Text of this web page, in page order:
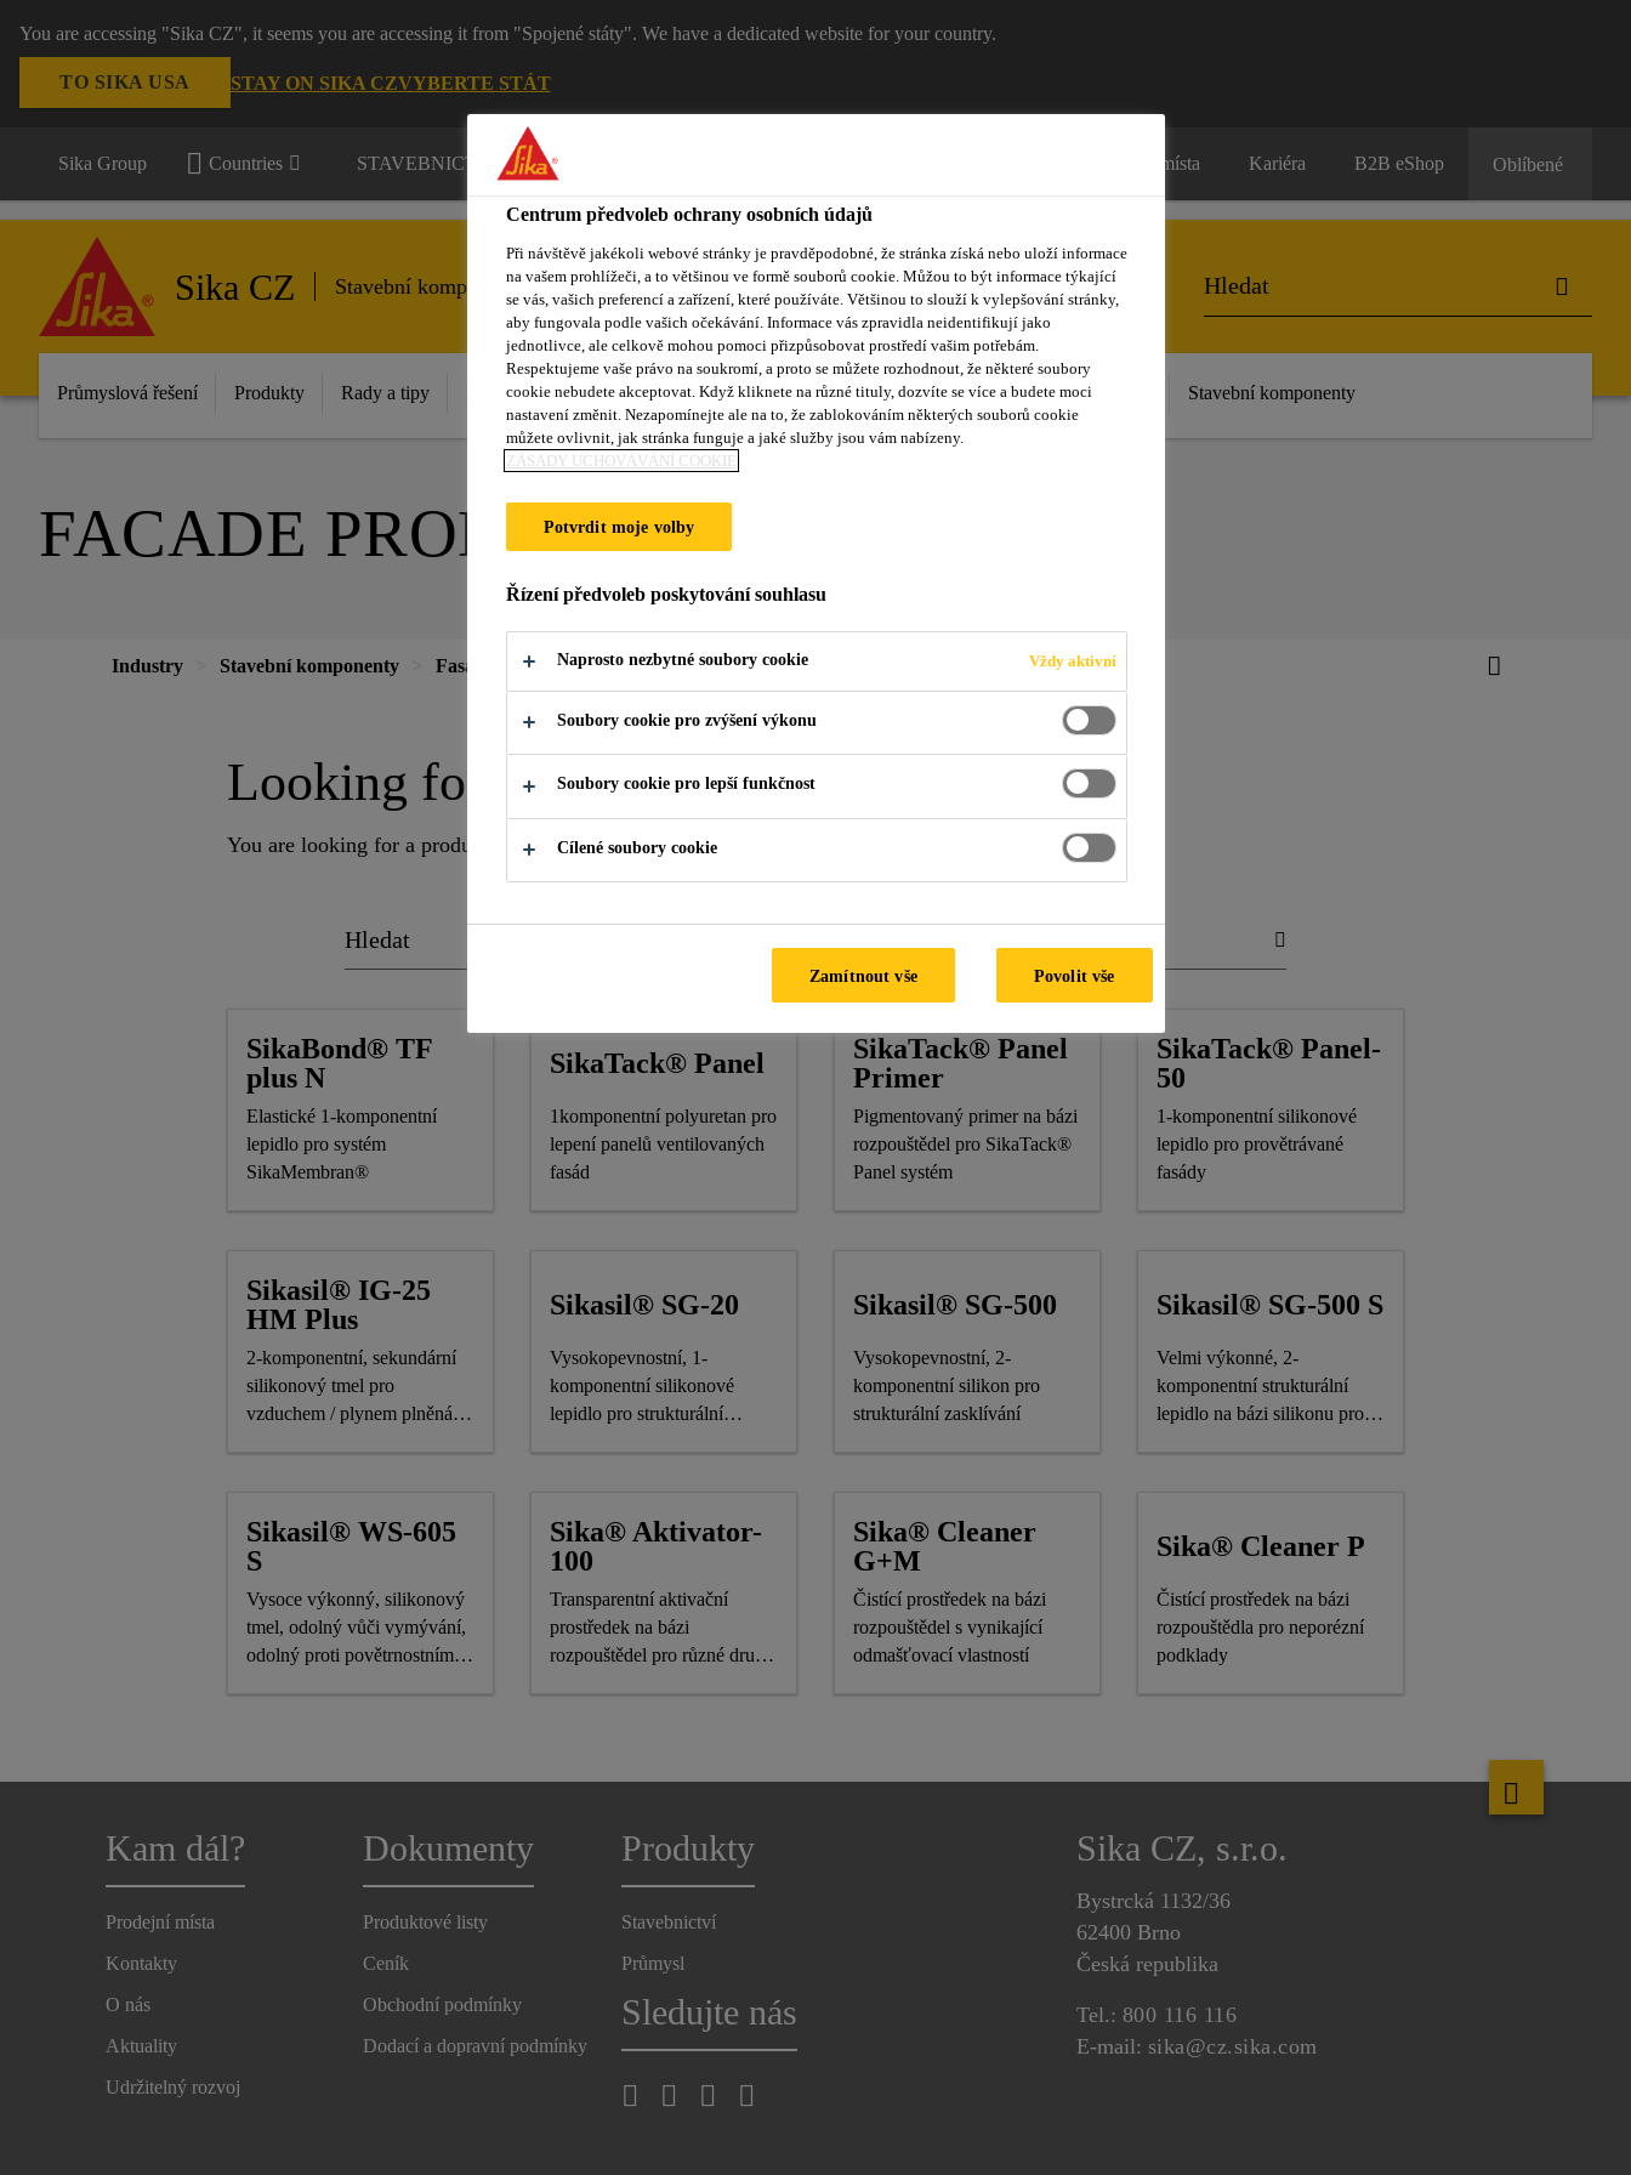
You are accessing "Sika CZ", it seems you are accessing it from "Spojené státy". We have a dedicated website for your country.
TO SIKA USA STAY ON SIKA CZVYBERTE STÁT
Sika Group Countries STAVEBNICTVÍ / PRŮMYSL Prodejní místa Kariéra B2B eShop Oblíbené
Sika CZ Stavební komponenty
Průmyslová řešení Produkty Rady a tipy Inovace Reference Služby zákazníkům Události Dokumentace ke stažení Stavební komponenty
FACADE PRODUCTS
Industry Stavební komponenty Fasády
Looking for a Sika Product?
You are looking for a product which is not listed? Don't hesitate to
SikaBond® TF
plus N
Elastické 1-komponentní
lepidlo pro systém
SikaMembran®
SikaTack® Panel
1komponentní polyuretan pro
lepení panelů ventilovaných
fasád
SikaTack® Panel
Primer
Pigmentovaný primer na bázi
rozpouštědel pro SikaTack®
Panel systém
SikaTack® Panel-
50
1-komponentní silikonové
lepidlo pro provětrávané
fasády
Sikasil® IG-25
HM Plus
2-komponentní, sekundární
silikonový tmel pro
vzduchem / plynem plněná
Sikasil® SG-20
Vysokopevnostní, 1-
komponentní silikonové
lepidlo pro strukturální
Sikasil® SG-500
Vysokopevnostní, 2-
komponentní silikon pro
strukturální zasklívání
Sikasil® SG-500 S
Velmi výkonné, 2-
komponentní strukturální
lepidlo na bázi silikonu pro
Sikasil® WS-605
S
Vysoce výkonný, silikonový
tmel, odolný vůči vymývání,
odolný proti povětrnostním
Sika® Aktivator-
100
Transparentní aktivační
prostředek na bázi
rozpouštědel pro různé druhy
Sika® Cleaner
G+M
Čistící prostředek na bázi
rozpouštědel s vynikající
odmašťovací vlastností
Sika® Cleaner P
Čistící prostředek na bázi
rozpouštědla pro neporézní
podklady
Kam dál?
Prodejní místa
Kontakty
O nás
Aktuality
Udržitelný rozvoj
Dokumenty
Produktové listy
Ceník
Obchodní podmínky
Dodací a dopravní podmínky
Produkty
Stavebnictví
Průmysl
Sledujte nás
Sika CZ, s.r.o.
Bystrcká 1132/36
62400 Brno
Česká republika
Tel.: 800 116 116
E-mail: sika@cz.sika.com
Centrum předvoleb ochrany osobních údajů
Při návštěvě jakékoli webové stránky je pravděpodobné, že stránka získá nebo uloží informace
na vašem prohlížeči, a to většinou ve formě souborů cookie. Můžou to být informace týkající
se vás, vašich preferencí a zařízení, které používáte. Většinou to slouží k vylepšování stránky,
aby fungovala podle vašich očekávání. Informace vás zpravidla neidentifikují jako
jednotlivce, ale celkově mohou pomoci přizpůsobovat prostředí vašim potřebám.
Respektujeme vaše právo na soukromí, a proto se můžete rozhodnout, že některé soubory
cookie nebudete akceptovat. Když kliknete na různé tituly, dozvíte se více a budete moci
nastavení změnit. Nezapomínejte ale na to, že zablokováním některých souborů cookie
můžete ovlivnit, jak stránka funguje a jaké služby jsou vám nabízeny.
ZÁSADY UCHOVÁVÁNÍ COOKIE
Potvrdit moje volby
Řízení předvoleb poskytování souhlasu
Naprosto nezbytné soubory cookie Vždy aktivní
Soubory cookie pro zvýšení výkonu
Soubory cookie pro lepší funkčnost
Cílené soubory cookie
Zamítnout vše Povolit vše